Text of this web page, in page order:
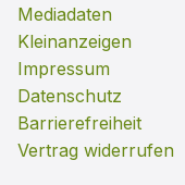
Mediadaten
Kleinanzeigen
Impressum
Datenschutz
Barrierefreiheit
Vertrag widerrufen